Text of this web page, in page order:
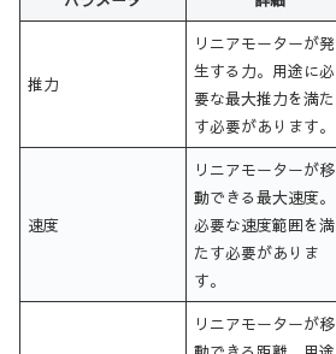
推力
リニアモーターが発
生する力。用途に必
要な最大推力を満た
す必要があります。
速度
リニアモーターが移
動できる最大速度。
必要な速度範囲を満
たす必要がありま
す。
リニアモーターが移